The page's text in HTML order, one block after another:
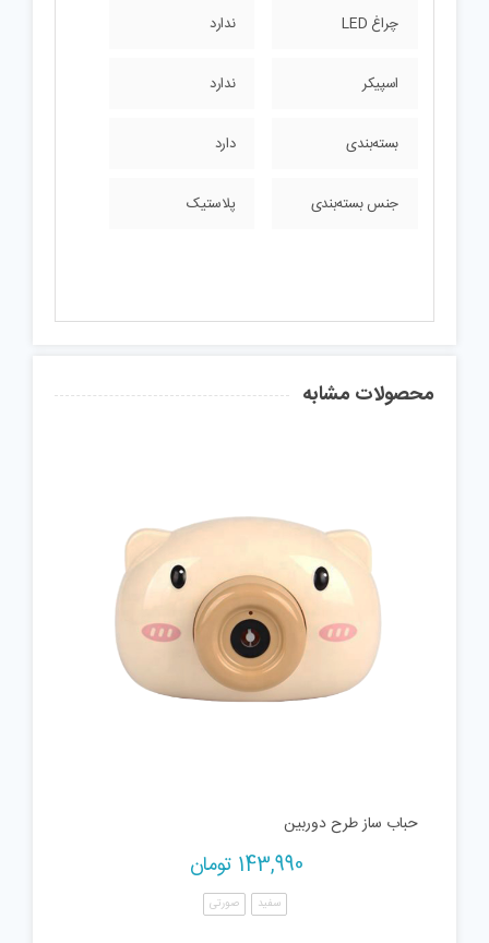
چراغ LED ندارد
اسپیکر ندارد
بسته‌بندی دارد
جنس بسته‌بندی پلاستیک
محصولات مشابه
حباب ساز طرح دوربین
143,990 تومان
سفید صورتی